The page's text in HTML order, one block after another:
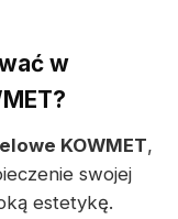
w
KOWMET,
swojej
estetykę.